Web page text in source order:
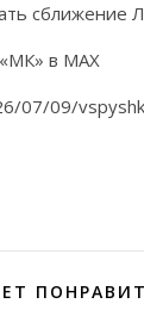
сближение
в MAX